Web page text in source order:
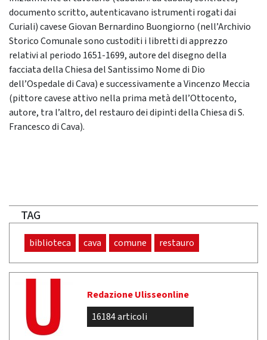
documento scritto, autenticavano istrumenti rogati dai
Curiali) cavese Giovan Bernardino Buongiorno (nell’Archivio
Storico Comunale sono custoditi i libretti di apprezzo
relativi al periodo 1651-1699, autore del disegno della
facciata della Chiesa del Santissimo Nome di Dio
dell’Ospedale di Cava) e successivamente a Vincenzo Meccia
(pittore cavese attivo nella prima metà dell’Ottocento,
autore, tra l’altro, del restauro dei dipinti della Chiesa di S.
Francesco di Cava).
TAG
biblioteca cava comune restauro
Redazione Ulisseonline
16184 articoli